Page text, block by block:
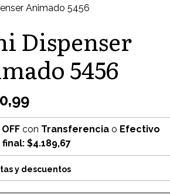
Animado 5456
Dispenser
5456
OFF con Transferencia o Efectivo
final: $4.189,67
y descuentos